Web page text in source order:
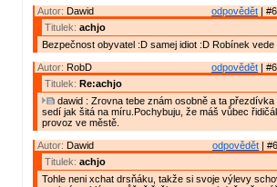
odpovědět |
Autor: Dawid
Titulek: achjo
Bezpečnost obyvatel :D samej idiot :D Robínek vede
odpovědět |
Autor: RobD
Titulek: Re:achjo
dawid : Zrovna tebe znám osobně a ta přezdívka
sedí jak šitá na míru.Pochybuju, že máš vůbec
provoz ve městě.
odpovědět |
Autor: Dawid
Titulek: achjo
Tohle neni xchat drsňáku, takže si svoje výlevy